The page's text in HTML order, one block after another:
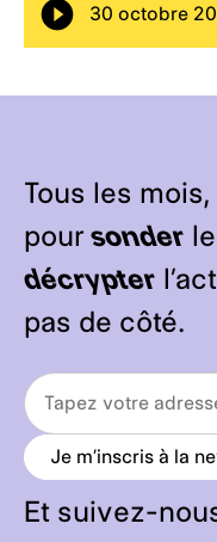
30 octobre
Tous les
pour sonder
décrypter
pas de côté.
Je m’inscris à la
Et suivez-